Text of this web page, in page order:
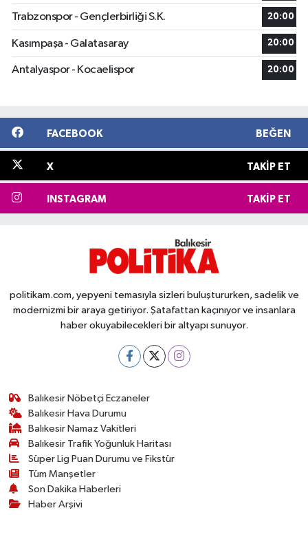
Trabzonspor - Gençlerbirliği S.K. 20:00
Kasımpaşa - Galatasaray 20:00
Antalyaspor - Kocaelispor 20:00
FACEBOOK BEĞEN
X TAKIP ET
INSTAGRAM TAKIP ET
politikam.com, yepyeni temasıyla sizleri buluştururken, sadelik ve
modernizmi bir araya getiriyor. Şatafattan kaçınıyor ve insanlara
haber okuyabilecekleri bir altyapı sunuyor.
Balıkesir Nöbetçi Eczaneler
Balıkesir Hava Durumu
Balıkesir Namaz Vakitleri
Balıkesir Trafik Yoğunluk Haritası
Süper Lig Puan Durumu ve Fikstür
Tüm Manşetler
Son Dakika Haberleri
Haber Arşivi